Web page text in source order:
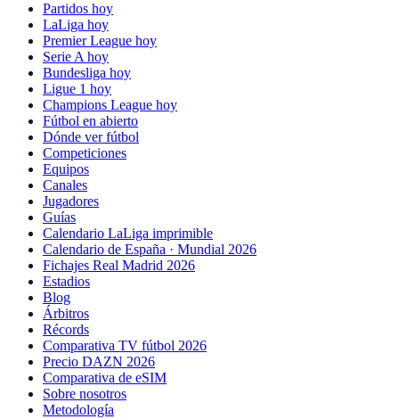
Partidos hoy
LaLiga hoy
Premier League hoy
Serie A hoy
Bundesliga hoy
Ligue 1 hoy
Champions League hoy
Fútbol en abierto
Dónde ver fútbol
Competiciones
Equipos
Canales
Jugadores
Guías
Calendario LaLiga imprimible
Calendario de España · Mundial 2026
Fichajes Real Madrid 2026
Estadios
Blog
Árbitros
Récords
Comparativa TV fútbol 2026
Precio DAZN 2026
Comparativa de eSIM
Sobre nosotros
Metodología